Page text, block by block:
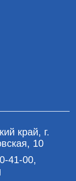
край, г.
10
41-00,